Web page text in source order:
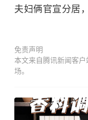
夫妇俩官宣分居
免责声明
本文来自腾讯新闻客
场。